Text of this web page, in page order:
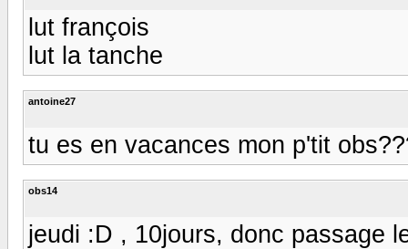
lut françois
lut la tanche
antoine27
tu es en vacances mon p'tit
obs14
jeudi :D , 10jours, donc passage